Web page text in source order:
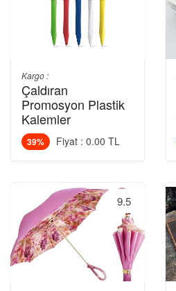
Kargo :
Çaldıran
Promosyon Plastik
Kalemler
39% Fiyat : 0.00 TL
9.5